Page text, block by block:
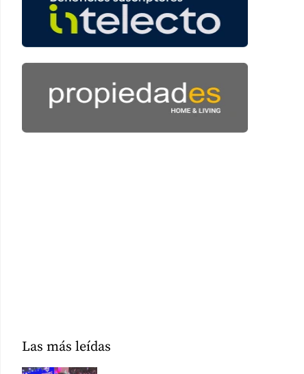
Las más leídas